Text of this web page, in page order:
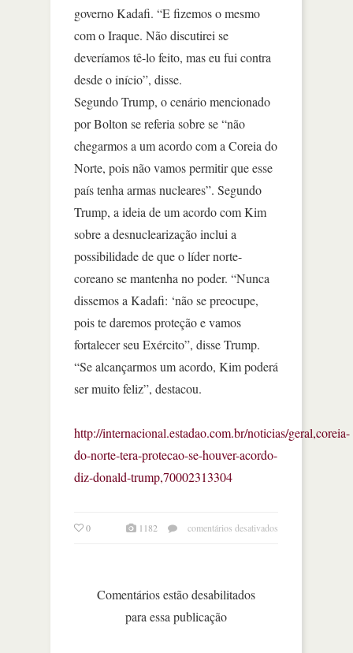
governo Kadafi. “E fizemos o mesmo
com o Iraque. Não discutirei se
deveríamos tê-lo feito, mas eu fui contra
desde o início”, disse.
Segundo Trump, o cenário mencionado
por Bolton se referia sobre se “não
chegarmos a um acordo com a Coreia do
Norte, pois não vamos permitir que esse
país tenha armas nucleares”. Segundo
Trump, a ideia de um acordo com Kim
sobre a desnuclearização inclui a
possibilidade de que o líder norte-
coreano se mantenha no poder. “Nunca
dissemos a Kadafi: ‘não se preocupe,
pois te daremos proteção e vamos
fortalecer seu Exército”, disse Trump.
“Se alcançarmos um acordo, Kim poderá
ser muito feliz”, destacou.
http://internacional.estadao.com.br/noticias/geral,coreia-
do-norte-tera-protecao-se-houver-acordo-
diz-donald-trump,70002313304
0 1182 comentários desativados
Comentários estão desabilitados
para essa publicação